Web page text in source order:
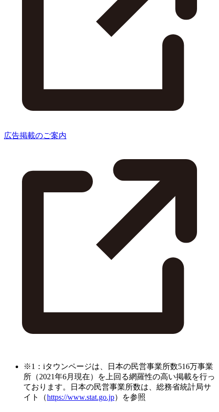
広告掲載のご案内
※1：iタウンページは、日本の民営事業所数516万事業
所（2021年6月現在）を上回る網羅性の高い掲載を行っ
ております。日本の民営事業所数は、総務省統計局サ
イト（https://www.stat.go.jp）を参照